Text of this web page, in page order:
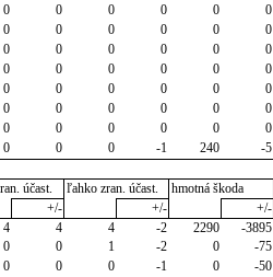
0 0 0 0 0 0
0 0 0 0 0 0
0 0 0 0 0 0
0 0 0 0 0 0
0 0 0 0 0 0
0 0 0 0 0 0
0 0 0 0 0 0
0 0 0 -1 240 -5
účast. ľahko zran. účast. hmotná škoda
+/- +/- +/-
4 4 4 -2 2290 -3895
0 0 1 -2 0 -75
0 0 0 -1 0 -50